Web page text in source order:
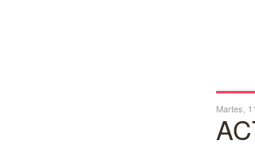
Martes,